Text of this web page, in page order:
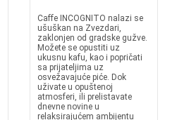
Caffe INCOGNITO nalazi se
ušuškan na Zvezdari,
zaklonjen od gradske gužve.
Možete se opustiti uz
ukusnu kafu, kao i popričati
sa prijateljima uz
osvežavajuće piće. Dok
uživate u opuštenoj
atmosferi, ili prelistavate
dnevne novine u
relaksirajućem ambijentu